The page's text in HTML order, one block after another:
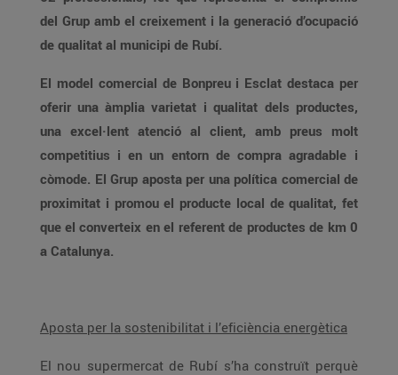
del Grup amb el creixement i la generació d’ocupació
de qualitat al municipi de Rubí.
El model comercial de Bonpreu i Esclat destaca per
oferir una àmplia varietat i qualitat dels productes,
una excel·lent atenció al client, amb preus molt
competitius i en un entorn de compra agradable i
còmode. El Grup aposta per una política comercial de
proximitat i promou el producte local de qualitat, fet
que el converteix en el referent de productes de km 0
a Catalunya.
Aposta per la sostenibilitat i l’eficiència energètica
El nou supermercat de Rubí s’ha construït perquè